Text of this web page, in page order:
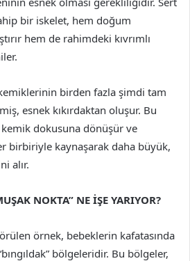
bir iskelet, hem doğum
hem de rahimdeki kıvrımlı
birden fazla şimdi tam
esnek kıkırdaktan oluşur. Bu
dokusuna dönüşür ve
birbiriyle kaynaşarak daha büyük,
alır.
NOKTA” NE İŞE YARIYOR?
örnek, bebeklerin kafatasında
bölgeleridir. Bu bölgeler,